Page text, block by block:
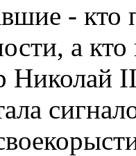
- кто
а
Николай